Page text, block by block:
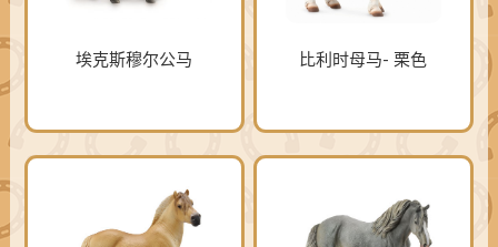
埃克斯穆尔公马 比利时母马- 栗色